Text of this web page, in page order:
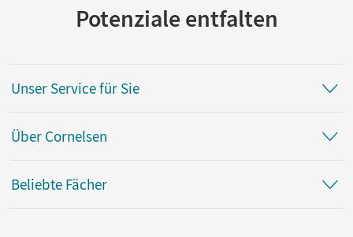
Potenziale entfalten
Unser Service für Sie
Über Cornelsen
Beliebte Fächer